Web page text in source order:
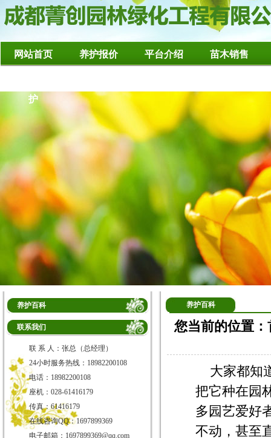
网站首页 养护报价 平台介绍 苗木销售
护
养护百科
联系我们
联 系 人：张总（总经理）
24小时服务热线：18982200108
电话：18982200108
座机：028-61416179
传真：61416179
在线咨询QQ：1697899369
电子邮箱：1697899369@qq.com
养护百科
您当前的位置：
大家都知
把它种在园
多园艺爱好
不动，甚至